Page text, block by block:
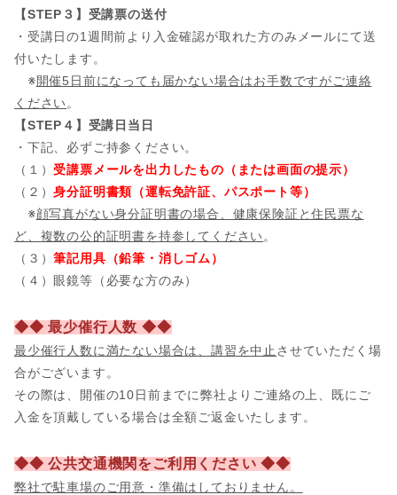
【STEP３】受講票の送付
・受講日の1週間前より入金確認が取れた方のみメールにて送
付いたします。
※開催5日前になっても届かない場合はお手数ですがご連絡
ください 。
【STEP４】受講日当日
・下記、必ずご持参ください。
（１）受講票メールを出力したもの（または画面の提示）
（２）身分証明書類（運転免許証、パスポート等）
※顔写真がない身分証明書の場合、健康保険証と住民票な
ど、複数の公的証明書を持参してください 。
（３）筆記用具（鉛筆・消しゴム）
（４）眼鏡等（必要な方のみ）
◆◆ 最少催行人数 ◆◆
最少催行人数に満たない場合は、講習を中止 させていただく場
合がございます。
その際は、開催の10日前までに弊社よりご連絡の上、既にご
入金を頂戴している場合は全額ご返金いたします。
◆◆ 公共交通機関をご利用ください ◆◆
弊社で駐車場のご用意・準備はしておりません。